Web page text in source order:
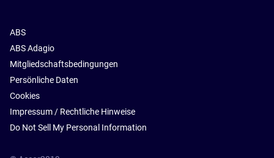
ABS
ABS Adagio
Mitgliedschaftsbedingungen
Persönliche Daten
Cookies
Impressum / Rechtliche Hinweise
Do Not Sell My Personal Information